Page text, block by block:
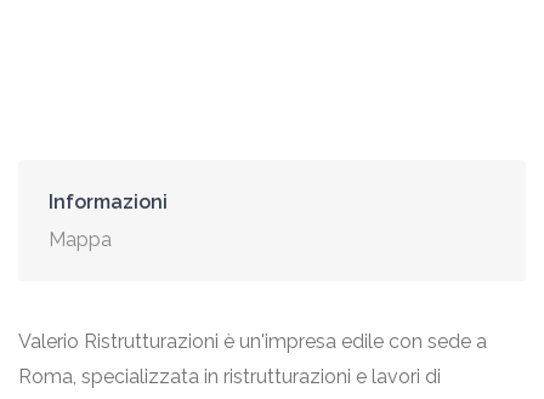
Informazioni
Mappa
Valerio Ristrutturazioni è un'impresa edile con sede a
Roma, specializzata in ristrutturazioni e lavori di